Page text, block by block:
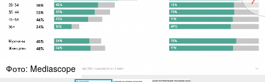
Фото: Mediascope